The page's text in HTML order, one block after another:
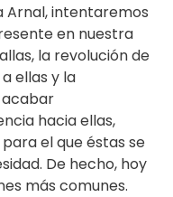
Arnal, intentaremos
en nuestra
la revolución de
ellas y la
acabar
hacia ellas,
el que éstas se
De hecho, hoy
más comunes.